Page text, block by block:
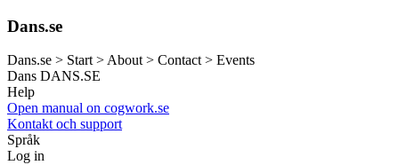
Dans.se
Dans.se > Start > About > Contact > Events
Dans DANS.SE
Help
Open manual on cogwork.se
Kontakt och support
Språk
Log in